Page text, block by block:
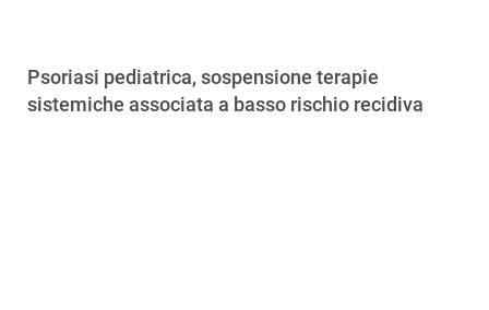
Psoriasi pediatrica, sospensione terapie
sistemiche associata a basso rischio recidiva